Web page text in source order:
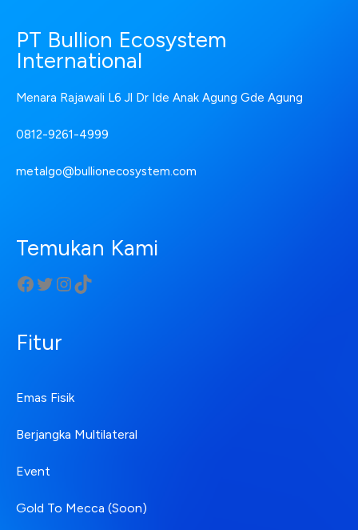
PT Bullion Ecosystem
International
Menara Rajawali L6 Jl Dr Ide Anak Agung Gde Agung
0812-9261-4999
metalgo@bullionecosystem.com
Temukan Kami
Fitur
Emas Fisik
Berjangka Multilateral
Event
Gold To Mecca (Soon)